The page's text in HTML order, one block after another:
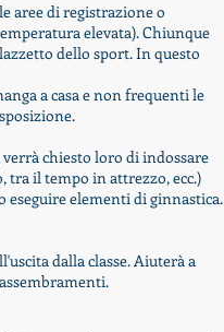
aree di registrazione o
elevata). Chiunque
dello sport. In questo
a casa e non frequenti le
chiesto loro di indossare
tra il tempo in attrezzo, ecc.)
eseguire elementi di ginnastica.
dalla classe. Aiuterà a